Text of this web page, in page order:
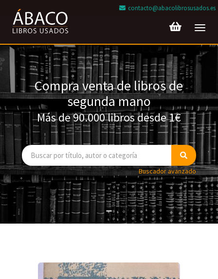
contacto@abacolibrosusados.es
Compra venta de libros de
segunda mano
Más de 90.000 libros desde 1€
Buscador avanzado